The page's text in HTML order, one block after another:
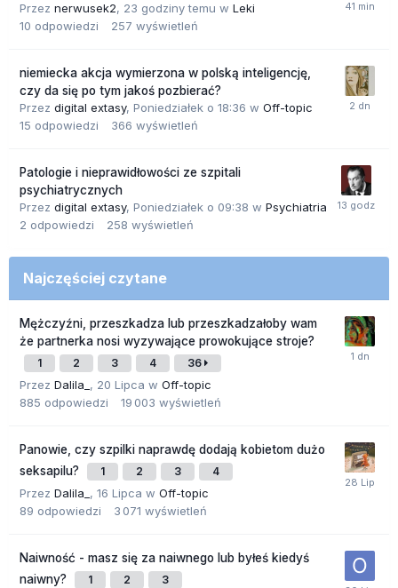
Przez nerwusek2, 23 godziny temu w Leki
10 odpowiedzi 257 wyświetleń
niemiecka akcja wymierzona w polską inteligencję,
czy da się po tym jakoś pozbierać?
Przez digital extasy, Poniedziałek o 18:36 w Off-topic
15 odpowiedzi 366 wyświetleń
Patologie i nieprawidłowości ze szpitali
psychiatrycznych
Przez digital extasy, Poniedziałek o 09:38 w Psychiatria
2 odpowiedzi 258 wyświetleń
Najczęściej czytane
Mężczyźni, przeszkadza lub przeszkadzałoby wam
że partnerka nosi wyzywające prowokujące stroje?
1 2 3 4 36
Przez Dalila_ , 20 Lipca w Off-topic
885 odpowiedzi 19 003 wyświetleń
Panowie, czy szpilki naprawdę dodają kobietom dużo
seksapilu?
1 2 3 4
Przez Dalila_ , 16 Lipca w Off-topic
89 odpowiedzi 3 071 wyświetleń
Naiwność - masz się za naiwnego lub byłeś kiedyś
naiwny?
1 2 3